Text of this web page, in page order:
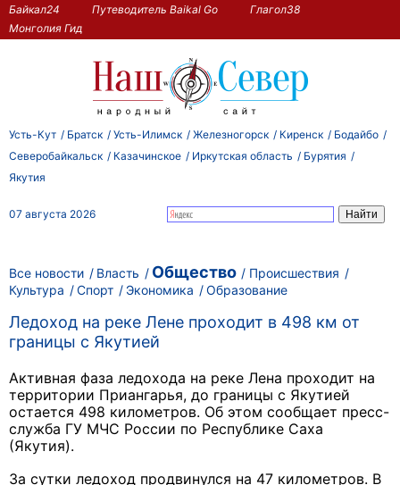
Байкал24 Путеводитель Baikal Go
Глагол38
Монголия Гид
Усть-Кут Братск Усть-Илимск Железногорск Киренск
Бодайбо
Северобайкальск
Казачинское Иркутская область
Бурятия
Якутия
07 августа 2026
Все новости Власть Общество
Происшествия
Культура
Спорт Экономика Образование
Ледоход на реке Лене проходит в 498 км от
границы с Якутией
Активная фаза ледохода на реке Лена проходит на
территории Приангарья, до границы с Якутией
остается 498 километров. Об этом сообщает пресс-
служба ГУ МЧС России по Республике Саха
(Якутия).
За сутки ледоход продвинулся на 47 километров. В